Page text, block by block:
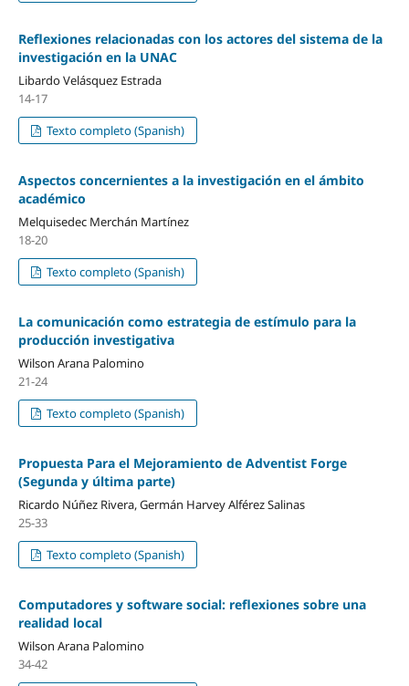
Reflexiones relacionadas con los actores del sistema de la
investigación en la UNAC
Libardo Velásquez Estrada
14-17
Texto completo (Spanish)
Aspectos concernientes a la investigación en el ámbito
académico
Melquisedec Merchán Martínez
18-20
Texto completo (Spanish)
La comunicación como estrategia de estímulo para la
producción investigativa
Wilson Arana Palomino
21-24
Texto completo (Spanish)
Propuesta Para el Mejoramiento de Adventist Forge
(Segunda y última parte)
Ricardo Núñez Rivera, Germán Harvey Alférez Salinas
25-33
Texto completo (Spanish)
Computadores y software social: reflexiones sobre una
realidad local
Wilson Arana Palomino
34-42